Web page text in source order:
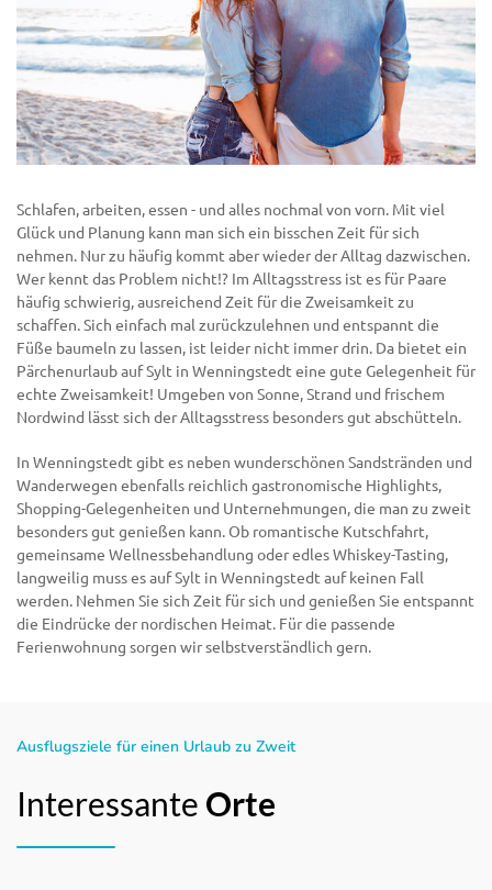
Schlafen, arbeiten, essen - und alles nochmal von vorn. Mit viel
Glück und Planung kann man sich ein bisschen Zeit für sich
nehmen. Nur zu häufig kommt aber wieder der Alltag dazwischen.
Wer kennt das Problem nicht!? Im Alltagsstress ist es für Paare
häufig schwierig, ausreichend Zeit für die Zweisamkeit zu
schaffen. Sich einfach mal zurückzulehnen und entspannt die
Füße baumeln zu lassen, ist leider nicht immer drin. Da bietet ein
Pärchenurlaub auf Sylt in Wenningstedt eine gute Gelegenheit für
echte Zweisamkeit! Umgeben von Sonne, Strand und frischem
Nordwind lässt sich der Alltagsstress besonders gut abschütteln.
In Wenningstedt gibt es neben wunderschönen Sandstränden und
Wanderwegen ebenfalls reichlich gastronomische Highlights,
Shopping-Gelegenheiten und Unternehmungen, die man zu zweit
besonders gut genießen kann. Ob romantische Kutschfahrt,
gemeinsame Wellnessbehandlung oder edles Whiskey-Tasting,
langweilig muss es auf Sylt in Wenningstedt auf keinen Fall
werden. Nehmen Sie sich Zeit für sich und genießen Sie entspannt
die Eindrücke der nordischen Heimat. Für die passende
Ferienwohnung sorgen wir selbstverständlich gern.
Ausflugsziele für einen Urlaub zu Zweit
Interessante Orte